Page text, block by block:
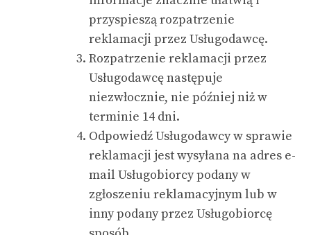
przyspieszą rozpatrzenie
reklamacji przez Usługodawcę.
Rozpatrzenie reklamacji przez
Usługodawcę następuje
niezwłocznie, nie później niż w
terminie 14 dni.
Odpowiedź Usługodawcy w sprawie
reklamacji jest wysyłana na adres e-
mail Usługobiorcy podany w
zgłoszeniu reklamacyjnym lub w
inny podany przez Usługobiorcę